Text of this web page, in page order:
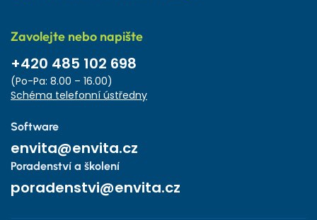
Zavolejte nebo napište
+420 485 102 698
(Po-Pa: 8.00 – 16.00)
Schéma telefonní ústředny
Software
envita@envita.cz
Poradenství a školení
poradenstvi@envita.cz